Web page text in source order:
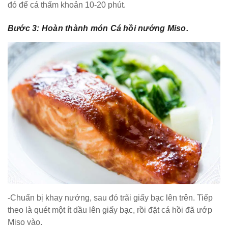
đó để cá thấm khoản 10-20 phút.
Bước 3: Hoàn thành món Cá hồi nướng Miso.
-Chuẩn bị khay nướng, sau đó trãi giấy bạc lên trên. Tiếp
theo là quét một ít dầu lên giấy bạc, rồi đặt cá hồi đã ướp
Miso vào.